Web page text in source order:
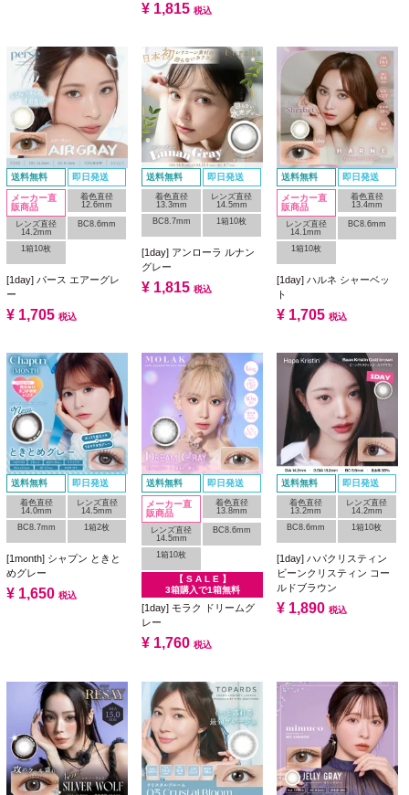
¥ 1,815 税込
送料無料 即日発送
メーカー直
販商品
着色直径
12.6mm
レンズ直径
14.2mm
BC8.6mm
1箱10枚
[1day] パース エアーグレ
ー
¥ 1,705 税込
送料無料 即日発送
着色直径
13.3mm
レンズ直径
14.5mm
BC8.7mm
1箱10枚
[1day] アンローラ ルナン
グレー
¥ 1,815 税込
送料無料 即日発送
メーカー直
販商品
着色直径
13.4mm
レンズ直径
14.1mm
BC8.6mm
1箱10枚
[1day] ハルネ シャーベッ
ト
¥ 1,705 税込
送料無料 即日発送
着色直径
14.0mm
レンズ直径
14.5mm
BC8.7mm
1箱2枚
[1month] シャプン ときと
めグレー
¥ 1,650 税込
送料無料 即日発送
メーカー直
販商品
着色直径
13.8mm
レンズ直径
14.5mm
BC8.6mm
1箱10枚
【 S A L E 】
3箱購入で1箱無料
[1day] モラク ドリームグ
レー
¥ 1,760 税込
送料無料 即日発送
着色直径
13.2mm
レンズ直径
14.2mm
BC8.6mm
1箱10枚
[1day] ハパクリスティン
ビーンクリスティン コー
ルドブラウン
¥ 1,890 税込